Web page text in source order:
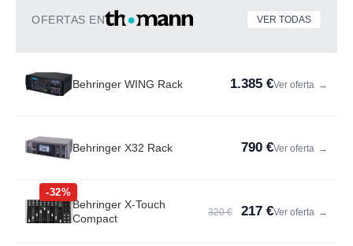
OFERTAS EN VER TODAS
Behringer WING Rack 1.385 €Ver oferta →
Behringer X32 Rack 790 €Ver oferta →
-32%
Behringer X-Touch
Compact
320 € 217 €Ver oferta →